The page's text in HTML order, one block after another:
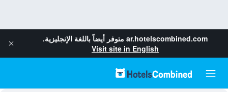
ar.hotelscombined.com متوفر أيضاً باللغة الإنجليزية.
Visit site in English